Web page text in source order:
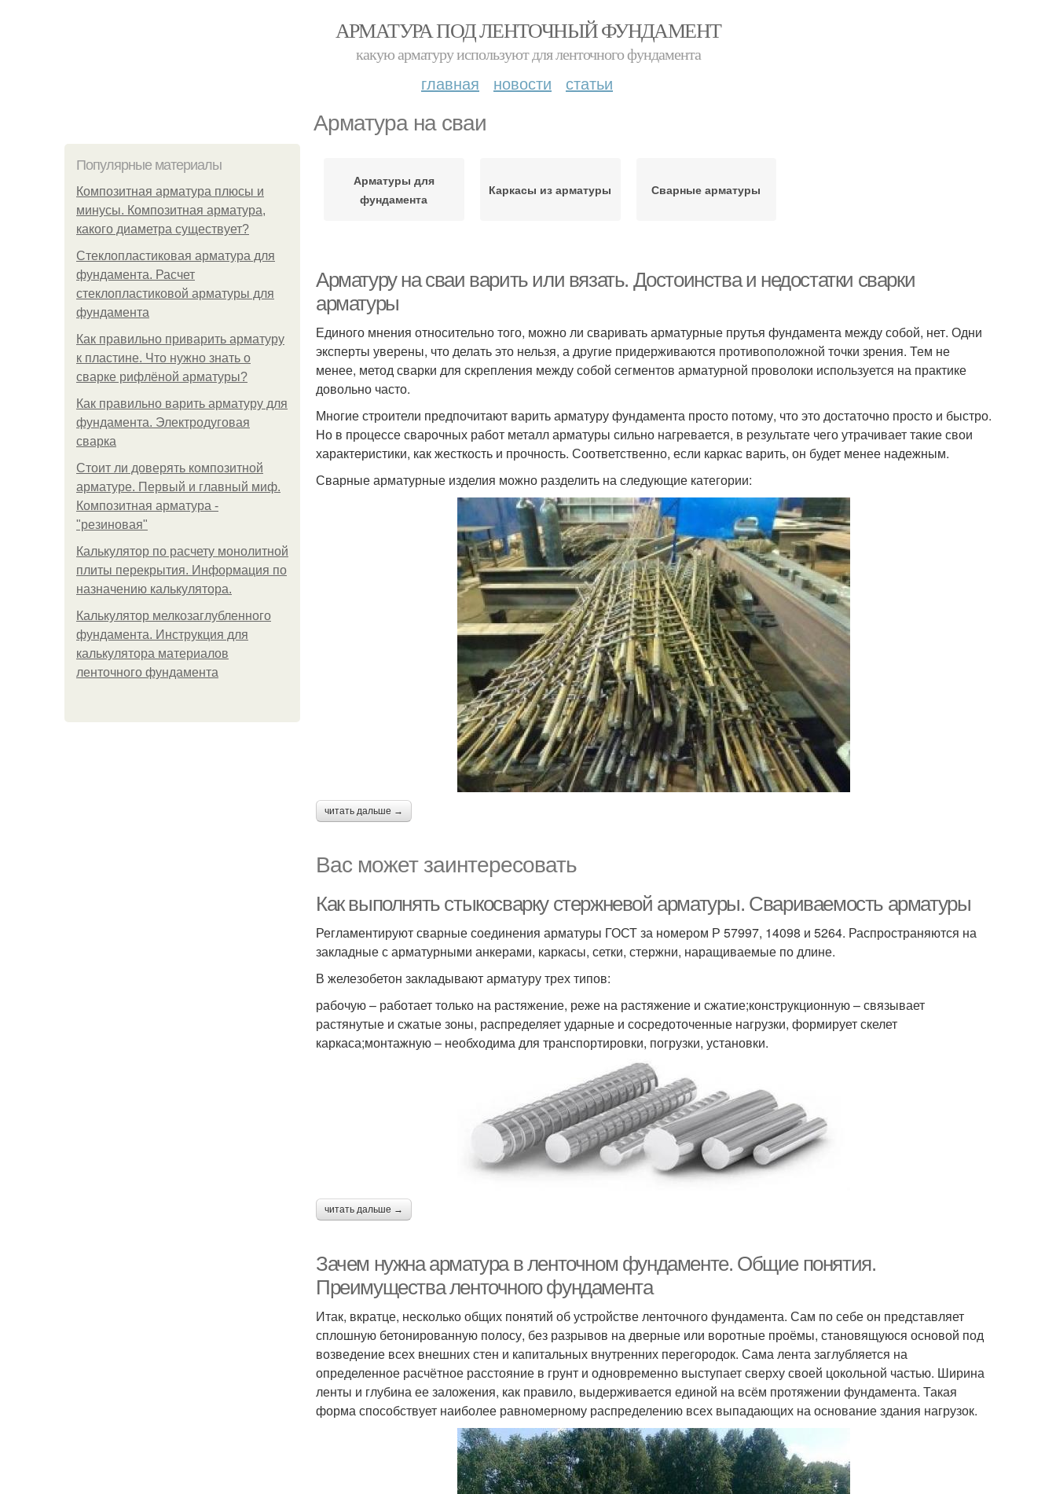
АРМАТУРА ПОД ЛЕНТОЧНЫЙ ФУНДАМЕНТ
какую арматуру используют для ленточного фундамента
главная новости статьи
Арматура на сваи
Популярные материалы
Композитная арматура плюсы и
минусы. Композитная арматура,
какого диаметра существует?
Стеклопластиковая арматура для
фундамента. Расчет
стеклопластиковой арматуры для
фундамента
Как правильно приварить арматуру
к пластине. Что нужно знать о
сварке рифлёной арматуры?
Как правильно варить арматуру для
фундамента. Электродуговая
сварка
Стоит ли доверять композитной
арматуре. Первый и главный миф.
Композитная арматура -
"резиновая"
Калькулятор по расчету монолитной
плиты перекрытия. Информация по
назначению калькулятора.
Калькулятор мелкозаглубленного
фундамента. Инструкция для
калькулятора материалов
ленточного фундамента
Арматуры для
фундамента
Каркасы из арматуры Сварные арматуры
Арматуру на сваи варить или вязать. Достоинства и недостатки сварки
арматуры
Единого мнения относительно того, можно ли сваривать арматурные прутья фундамента между собой, нет. Одни
эксперты уверены, что делать это нельзя, а другие придерживаются противоположной точки зрения. Тем не
менее, метод сварки для скрепления между собой сегментов арматурной проволоки используется на практике
довольно часто.
Многие строители предпочитают варить арматуру фундамента просто потому, что это достаточно просто и быстро.
Но в процессе сварочных работ металл арматуры сильно нагревается, в результате чего утрачивает такие свои
характеристики, как жесткость и прочность. Соответственно, если каркас варить, он будет менее надежным.
Сварные арматурные изделия можно разделить на следующие категории:
читать дальше →
Вас может заинтересовать
Как выполнять стыкосварку стержневой арматуры. Свариваемость арматуры
Регламентируют сварные соединения арматуры ГОСТ за номером Р 57997, 14098 и 5264. Распространяются на
закладные с арматурными анкерами, каркасы, сетки, стержни, наращиваемые по длине.
В железобетон закладывают арматуру трех типов:
рабочую – работает только на растяжение, реже на растяжение и сжатие;конструкционную – связывает
растянутые и сжатые зоны, распределяет ударные и сосредоточенные нагрузки, формирует скелет
каркаса;монтажную – необходима для транспортировки, погрузки, установки.
читать дальше →
Зачем нужна арматура в ленточном фундаменте. Общие понятия.
Преимущества ленточного фундамента
Итак, вкратце, несколько общих понятий об устройстве ленточного фундамента. Сам по себе он представляет
сплошную бетонированную полосу, без разрывов на дверные или воротные проёмы, становящуюся основой под
возведение всех внешних стен и капитальных внутренних перегородок. Сама лента заглубляется на
определенное расчётное расстояние в грунт и одновременно выступает сверху своей цокольной частью. Ширина
ленты и глубина ее заложения, как правило, выдерживается единой на всём протяжении фундамента. Такая
форма способствует наиболее равномерному распределению всех выпадающих на основание здания нагрузок.